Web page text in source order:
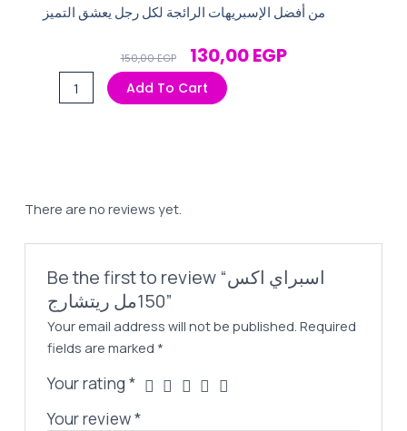
من أفضل الإسبريهات الرائجة لكل رجل يعشق التميز
150,00EGP Original
Price
Was:
130,00EGPCurrent
Add To Cart
There are no reviews yet.
Be the first to review “اسبراي اكس
150مل ريتشارج”
Your email address will not be published. Required
fields are marked *
Your rating*
Your review*